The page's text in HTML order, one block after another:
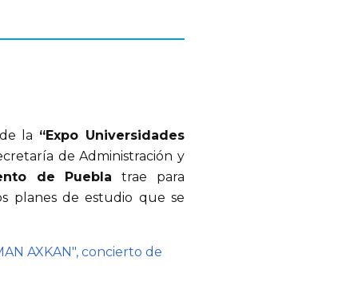
la “Expo Universidades
de Administración y
de Puebla trae para
planes de estudio que se
AXKAN", concierto de